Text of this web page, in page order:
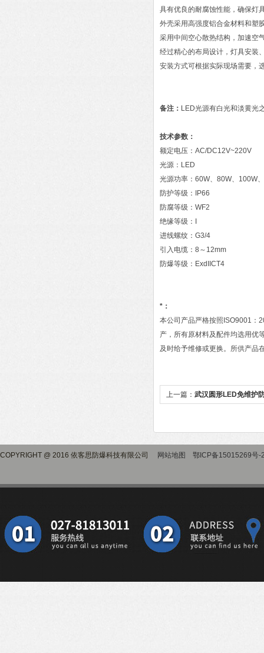
具有优良的耐腐蚀性能，确保灯
外壳采用高强度铝合金材料和塑
采用中间空心散热结构，加速空
经过精心的布局设计，灯具安装
安装方式可根据实际现场需要，
备注： LED光源有白光和淡黄光
技术参数：
额定电压：AC/DC12V~220V
光源：LED
光源功率：60W、80W、100W
防护等级：IP66
防腐等级：WF2
绝缘等级：I
进线螺纹：G3/4
引入电缆：8～12mm
防爆等级：ExdIICT4
*：
本公司产品严格按照ISO9001：
产，所有原材料及配件均选用优
及时给予维修或更换。所供产品
上一篇： 武汉圆形LED免维护
COPYRIGHT @ 2016 依客思防爆科技有限公司 网站地图 鄂ICP备15015269号-